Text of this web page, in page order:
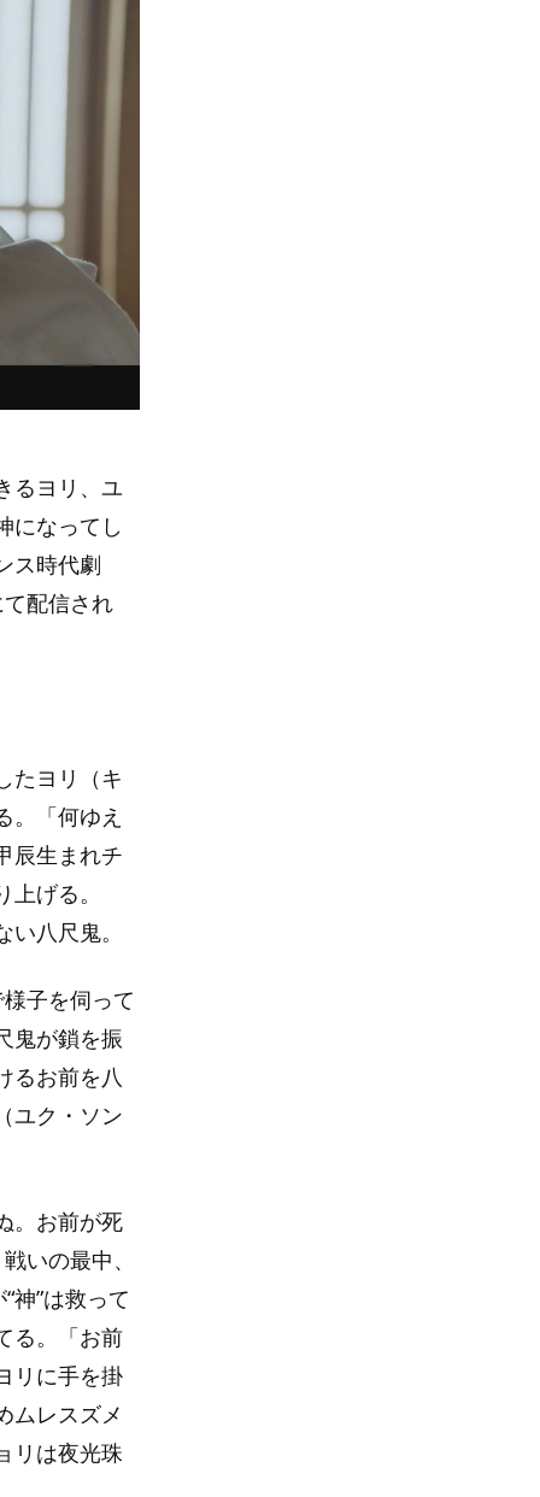
るヨリ、ユ
になってし
ス時代劇
配信され
たヨリ（キ
。「何ゆえ
辰生まれチ
げる。
八尺鬼。
子を伺って
鬼が鎖を振
るお前を八
ユク・ソン
。お前が死
いの最中、
神”は救って
る。「お前
リに手を掛
ムレスズメ
リは夜光珠